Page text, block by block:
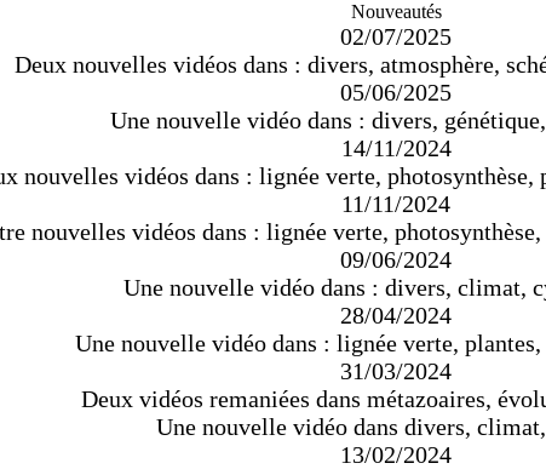
Nouveautés
02/07/2025
Deux nouvelles vidéos dans : divers, atmosphère,
05/06/2025
Une nouvelle vidéo dans : divers,
14/11/2024
nouvelles vidéos dans : lignée verte,
11/11/2024
nouvelles vidéos dans : lignée verte,
09/06/2024
Une nouvelle vidéo dans : divers, climat,
28/04/2024
Une nouvelle vidéo dans : lignée verte, plantes,
31/03/2024
Deux vidéos remaniées dans métazoaires,
Une nouvelle vidéo dans divers,
13/02/2024